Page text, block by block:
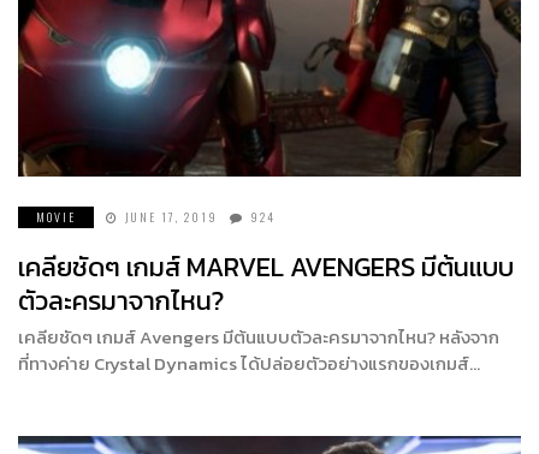
MOVIE JUNE 17, 2019 924
เคลียชัดๆ เกมส์ MARVEL AVENGERS มีต้นแบบ
ตัวละครมาจากไหน?
เคลียชัดๆ เกมส์ Avengers มีต้นแบบตัวละครมาจากไหน? หลังจาก
ที่ทางค่าย Crystal Dynamics ได้ปล่อยตัวอย่างแรกของเกมส์…